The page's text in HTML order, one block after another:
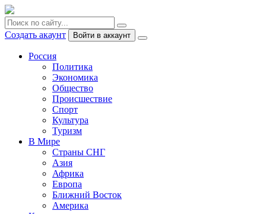
Создать акаунт Войти в аккаунт
Россия
Политика
Экономика
Общество
Происшествие
Спорт
Культура
Туризм
В Мире
Страны СНГ
Азия
Африка
Европа
Ближний Восток
Америка